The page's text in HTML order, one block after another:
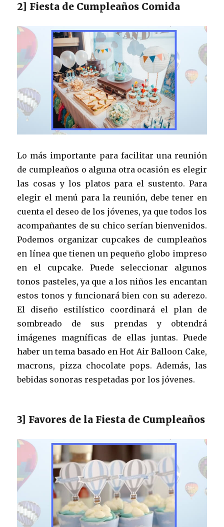
2] Fiesta de Cumpleaños Comida
Lo más importante para facilitar una reunión
de cumpleaños o alguna otra ocasión es elegir
las cosas y los platos para el sustento. Para
elegir el menú para la reunión, debe tener en
cuenta el deseo de los jóvenes, ya que todos los
acompañantes de su chico serían bienvenidos.
Podemos organizar cupcakes de cumpleaños
en línea que tienen un pequeño globo impreso
en el cupcake. Puede seleccionar algunos
tonos pasteles, ya que a los niños les encantan
estos tonos y funcionará bien con su aderezo.
El diseño estilístico coordinará el plan de
sombreado de sus prendas y obtendrá
imágenes magníficas de ellas juntas. Puede
haber un tema basado en Hot Air Balloon Cake,
macrons, pizza chocolate pops. Además, las
bebidas sonoras respetadas por los jóvenes.
3] Favores de la Fiesta de Cumpleaños